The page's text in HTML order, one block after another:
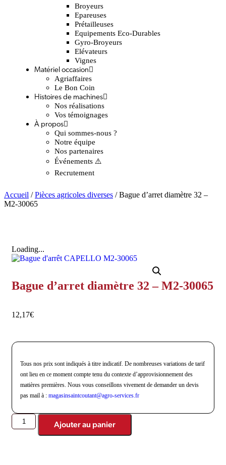
Broyeurs
Epareuses
Prétailleuses
Equipements Eco-Durables
Gyro-Broyeurs
Elévateurs
Vignes
Matériel occasion
Agriaffaires
Le Bon Coin
Histoires de machines
Nos réalisations
Vos témoignages
À propos
Qui sommes-nous ?
Notre équipe
Nos partenaires
Événements ⚠️
Recrutement
Accueil /Pièces agricoles diverses / Bague d’arret diamètre 32 –
M2-30065
Loading...
Bague d’arret diamètre 32 – M2-30065
12,17€
Tous nos prix sont indiqués à titre indicatif. De nombreuses variations de tarif
ont lieu en ce moment compte tenu du contexte d’approvisionnement des
matières premières. Nous vous conseillons vivement de demander un devis
pas mail à :magasinsaintcoutant@agro-services.fr
Ajouter au panier